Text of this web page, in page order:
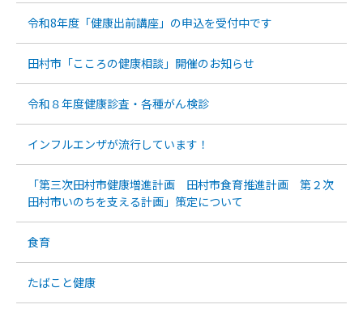
令和8年度「健康出前講座」の申込を受付中です
田村市「こころの健康相談」開催のお知らせ
令和８年度健康診査・各種がん検診
インフルエンザが流行しています！
「第三次田村市健康増進計画 田村市食育推進計画 第２次
田村市いのちを支える計画」策定について
食育
たばこと健康